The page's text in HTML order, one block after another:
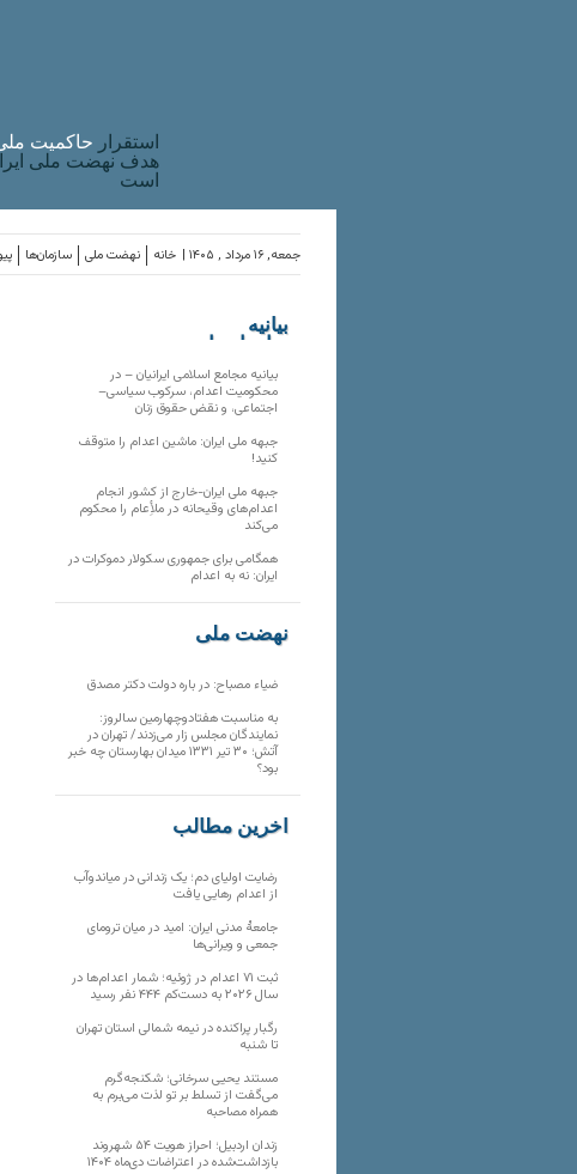
استقرار حاکميت
هدف نهضت ملی
است
سازمان‌ها نهضت ملی خانه جمعه, ۱۶ مرداد , ۱۴۰۵ |
بیانیه
سازمان‌های
بیانیه مجامع اسلامی ایرانیان – در
محکومیت اعدام، سرکوب سیاسی–
اجتماعی، و نقض حقوق زنان
جبهه ملی ایران: ماشین اعدام را متوقف
کنید!
جبهه ملی ایران-خارج از کشور انجام
اعدام‌های وقیحانه در ملأِعام را محکوم
می‌کند
همگامی برای جمهوری سکولار دموکرات در
ایران: نه به اعدام
نهضت ملی
ضیاء مصباح: در باره دولت دکتر مصدق
به مناسبت هفتادوچهارمین سالروز:
نمایندگان مجلس زار می‌زدند/ تهران در
آتش؛ ۳۰ تیر ۱۳۳۱ میدان بهارستان چه خبر
بود؟
آخرین مطالب
رضایت اولیای دم؛ یک زندانی در میاندوآب
از اعدام رهایی یافت
جامعهٔ مدنی ایران: امید در میان ترومای
جمعی و ویرانی‌ها
ثبت ۷۱ اعدام در ژوئیه؛ شمار اعدام‌ها در
سال ۲۰۲۶ به دست‌کم ۴۴۴ نفر رسید
رگبار پراکنده در نیمه شمالی استان تهران
تا شنبه
مستند یحیی سرخانی؛ شکنجه‌گرم
می‌گفت از تسلط بر تو لذت می‌برم به
همراه مصاحبه
زندان اردبیل؛ احراز هویت ۵۴ شهروند
بازداشت‌شده در اعتراضات دی‌ماه ۱۴۰۴